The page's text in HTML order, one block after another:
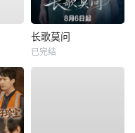
长歌莫问
已完结